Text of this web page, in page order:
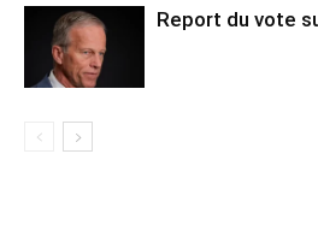
Report du vote